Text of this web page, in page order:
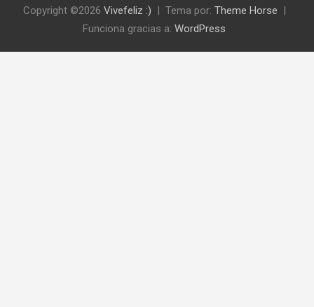
Copyright ©2026 Vivefeliz :) Tema por: Theme Horse
Funciona gracias a: WordPress